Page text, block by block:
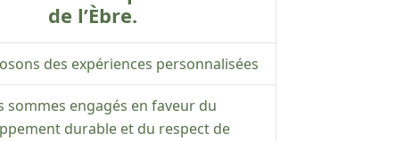
de l’Èbre.
des expériences personnalisées
sommes engagés en faveur du
durable et du respect de